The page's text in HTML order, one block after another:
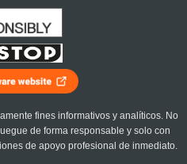
fines informativos y analíticos. No
de forma responsable y solo con
de apoyo profesional de inmediato.